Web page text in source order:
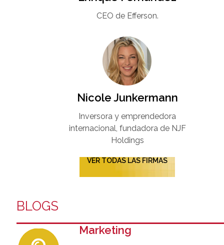
CEO de Efferson.
Nicole Junkermann​
Inversora y emprendedora
internacional, fundadora de NJF
Holdings
VER TODAS LAS FIRMAS
BLOGS
Marketing